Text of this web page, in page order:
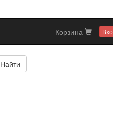
Корзина
Найти